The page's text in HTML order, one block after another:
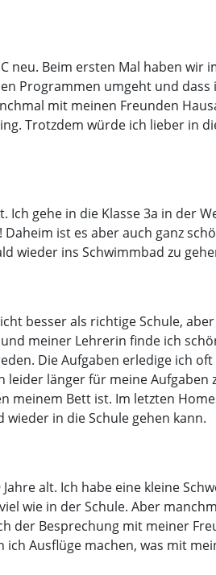
neu. Beim ersten Mal haben
Programmen umgeht und
mit meinen Freunden
Trotzdem würde ich lieber in
Ich gehe in die Klasse 3a in der
ist es aber auch ganz
wieder ins Schwimmbad zu
besser als richtige Schule,
meiner Lehrerin finde ich
Die Aufgaben erledige ich
länger für meine Aufgaben
meinem Bett ist. Im letzten
in die Schule gehen kann.
alt. Ich habe eine kleine
wie in der Schule. Aber
der Besprechung mit meiner
Ausflüge machen, was mit